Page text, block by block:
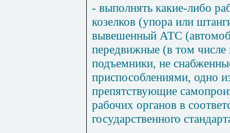
- выполнять какие-либо
козелков (упора или
вывешенный АТС
передвижные (в том
подъемники, не
приспособлениями, одно
препятствующие
рабочих органов в
государственного